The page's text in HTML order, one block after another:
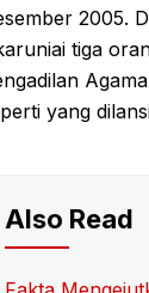
2005.
tiga
yang
Also Read